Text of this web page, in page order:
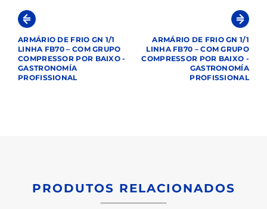
ARMÁRIO DE FRIO GN 1/1
LINHA FB70 – COM GRUPO
COMPRESSOR POR BAIXO -
GASTRONOMÍA
PROFISSIONAL
ARMÁRIO DE FRIO GN 1/1
LINHA FB70 – COM GRUPO
COMPRESSOR POR BAIXO -
GASTRONOMÍA
PROFISSIONAL
PRODUTOS RELACIONADOS